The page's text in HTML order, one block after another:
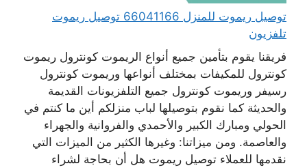
توصيل ريموت للمنزل 66041166 توصيل ريموت
تلفزيون
فريقنا يقوم بتأمين جميع أنواع الريموت كونترول ريموت
كونترول للمكيفات بمختلف أنواعها وريموت كونترول
رسيفر وريموت كونترول جميع التلفزيونات القديمة
والحديثة كما نقوم بتوصيلها لباب منزلكم أين ما كنتم في
الحولي ومبارك الكبير والأحمدي والفروانية والجهراء
والعاصمة. ومن ميزاتنا: وغيرها الكثير من الميزات التي
نقدمها للعملاء توصيل ريموت هل أن بحاجة لشراء